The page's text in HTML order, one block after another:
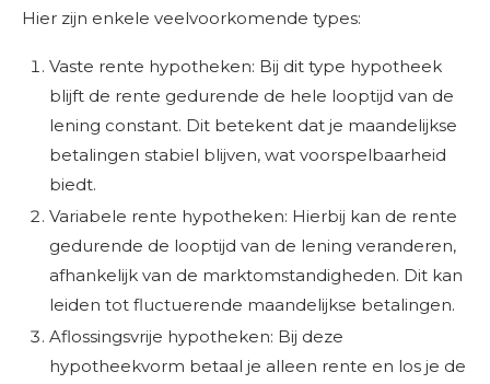
Hier zijn enkele veelvoorkomende types:
Vaste rente hypotheken: Bij dit type hypotheek
blijft de rente gedurende de hele looptijd van de
lening constant. Dit betekent dat je maandelijkse
betalingen stabiel blijven, wat voorspelbaarheid
biedt.
Variabele rente hypotheken: Hierbij kan de rente
gedurende de looptijd van de lening veranderen,
afhankelijk van de marktomstandigheden. Dit kan
leiden tot fluctuerende maandelijkse betalingen.
Aflossingsvrije hypotheken: Bij deze
hypotheekvorm betaal je alleen rente en los je de